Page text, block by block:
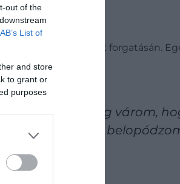
out of the
List of
and store
to grant or
purposes
HBO-sorozat forgatásán.
története. Alig várom,
Az biztos, hogy